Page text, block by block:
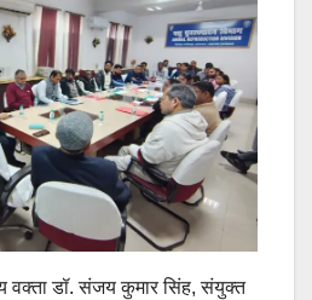
वक्ता डॉ. संजय कुमार सिंह, संयुक्त